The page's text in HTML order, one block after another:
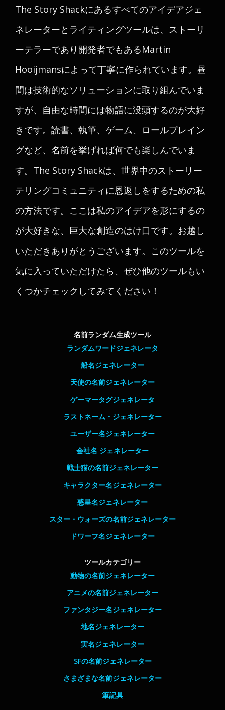
The Story Shackにあるすべてのアイデアジェ
ネレーターとライティングツールは、ストーリ
ーテラーであり開発者でもあるMartin
Hooijmansによって丁寧に作られています。昼
間は技術的なソリューションに取り組んでいま
すが、自由な時間には物語に没頭するのが大好
きです。読書、執筆、ゲーム、ロールプレイン
グなど、名前を挙げれば何でも楽しんでいま
す。The Story Shackは、世界中のストーリー
テリングコミュニティに恩返しをするための私
の方法です。ここは私のアイデアを形にするの
が大好きな、巨大な創造のはけ口です。お越し
いただきありがとうございます。このツールを
気に入っていただけたら、ぜひ他のツールもい
くつかチェックしてみてください！
名前ランダム生成ツール
ランダムワードジェネレータ
船名ジェネレーター
天使の名前ジェネレーター
ゲーマータグジェネレータ
ラストネーム・ジェネレーター
ユーザー名ジェネレーター
会社名 ジェネレーター
戦士猫の名前ジェネレーター
キャラクター名ジェネレーター
惑星名ジェネレーター
スター・ウォーズの名前ジェネレーター
ドワーフ名ジェネレーター
ツールカテゴリー
動物の名前ジェネレーター
アニメの名前ジェネレーター
ファンタジー名ジェネレーター
地名ジェネレーター
実名ジェネレーター
SFの名前ジェネレーター
さまざまな名前ジェネレーター
筆記具